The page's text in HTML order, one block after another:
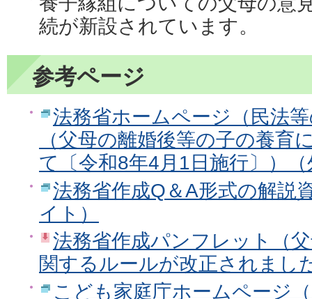
続が新設されています。
参考ページ
法務省ホームページ（民法
（父母の離婚後等の子の養育
て〔令和8年4月1日施行〕）
法務省作成Q＆A形式の解説
イト）
法務省作成パンフレット（
関するルールが改正されまし
こども家庭庁ホームページ